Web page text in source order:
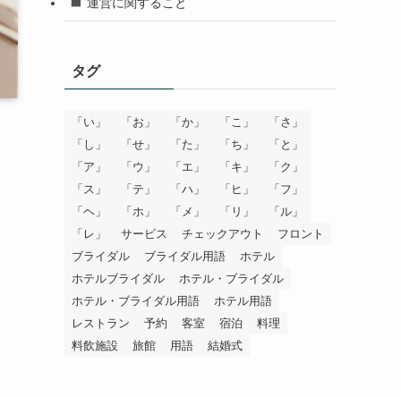
タグ
「い」 「お」 「か」 「こ」
「さ」
「し」
「せ」 「た」 「ち」
「と」
「ア」
「ウ」 「エ」 「キ」
「ク」
「ス」
「テ」 「ハ」 「ヒ」
「フ」
「ヘ」
「ホ」 「メ」 「リ」
「ル」
「レ」
サービス チェックアウト
フロント
ブライダル
ブライダル用語
ホテル
ホテルブライダル
ホテル・ブライダル
ホテル・ブライダル用語
ホテル用語
レストラン
予約 客室 宿泊
料理
料飲施設
旅館 用語 結婚式